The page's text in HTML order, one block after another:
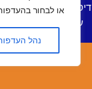
או לבחור
נהל
דיסק קלאב שואו
ערב ישראלי